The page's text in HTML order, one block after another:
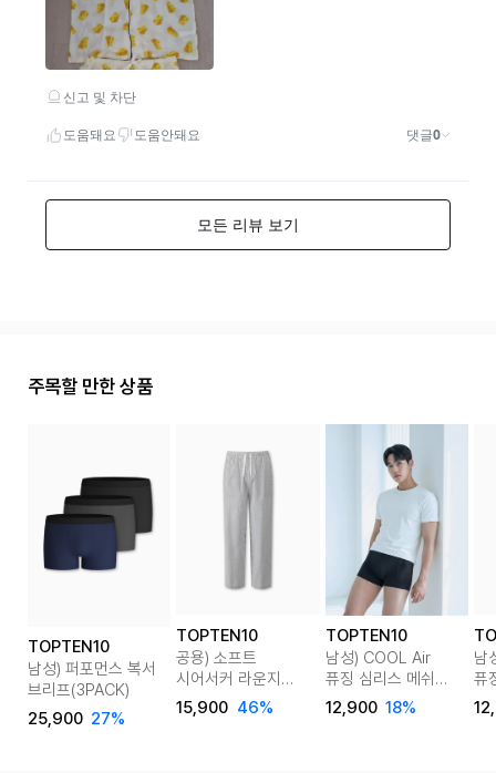
주목할 만한 상품
TOPTEN10
남성) 퍼포먼스 복서
브리프(3PACK)
25,900 27%
TOPTEN10
공용) 소프트
시어서커 라운지
팬츠
15,900 46%
TOPTEN10
남성) COOL Air
퓨징 심리스 메쉬
복서브리프
12,900 18%
남
퓨
복